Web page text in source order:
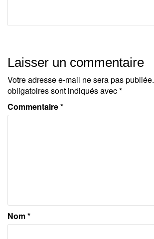
Laisser un commentaire
Votre adresse e-mail ne sera pas publiée.
obligatoires sont indiqués avec*
Commentaire*
Nom*